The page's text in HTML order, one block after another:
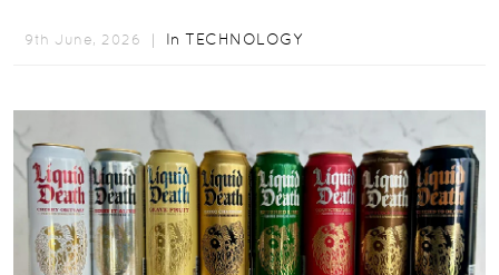
西...
9th June, 2026 ｜ In TECHNOLOGY